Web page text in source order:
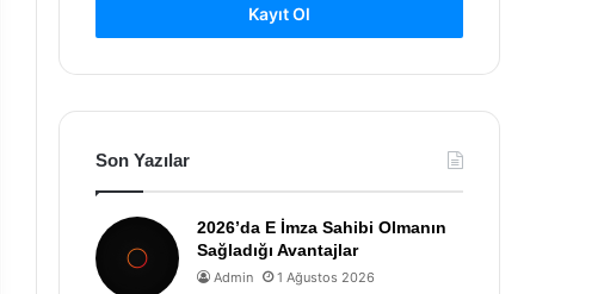
Kayıt Ol
Son Yazılar
2026’da E İmza Sahibi Olmanın
Sağladığı Avantajlar
Admin 1 Ağustos 2026